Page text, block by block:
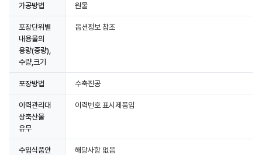
가공방법 원물
포장단위별
내용물의
용량(중량),
수량,크기
옵션정보 참조
포장방법 수축진공
이력관리대
상축산물
유무
이력번호 표시제품임
수입식품안
해당사항 없음